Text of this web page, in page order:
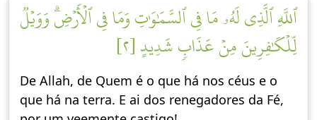
ٱللَّهِ ٱلَّذِي لَهُۥ مَا فِي ٱلسَّمَٰوَٰتِ وَمَا فِي ٱلۡأَرۡضِۗ وَوَيۡلٞ
لِّلۡكَٰفِرِينَ مِنۡ عَذَابٖ شَدِيدٍ [٢]
De Allah, de Quem é o que há nos céus e o
que há na terra. E ai dos renegadores da Fé,